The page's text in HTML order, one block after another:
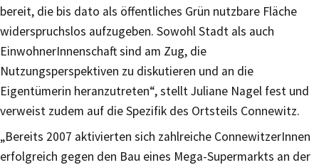
bereit, die bis dato als öffentliches Grün nutzbare Fläche
widerspruchslos aufzugeben. Sowohl Stadt als auch
EinwohnerInnenschaft sind am Zug, die
Nutzungsperspektiven zu diskutieren und an die
Eigentümerin heranzutreten“, stellt Juliane Nagel fest und
verweist zudem auf die Spezifik des Ortsteils Connewitz.
„Bereits 2007 aktivierten sich zahlreiche ConnewitzerInnen
erfolgreich gegen den Bau eines Mega-Supermarkts an der